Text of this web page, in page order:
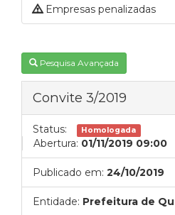
Empresas penalizadas
Pesquisa Avançada
Convite 3/2019
Status: Homologada
Abertura: 01/11/2019 09:00
Publicado em: 24/10/2019
Entidade: Prefeitura de